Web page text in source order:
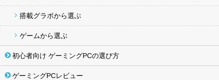
搭載グラボから選ぶ
ゲームから選ぶ
初心者向け ゲーミングPCの選び方
ゲーミングPCレビュー